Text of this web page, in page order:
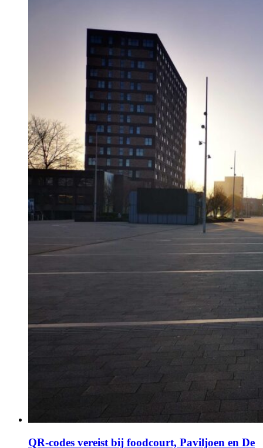
QR-codes vereist bij foodcourt, Paviljoen en De